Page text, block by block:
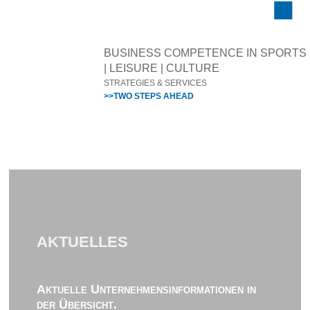
BUSINESS COMPETENCE IN SPORTS
| LEISURE | CULTURE
STRATEGIES & SERVICES
>>TWO STEPS AHEAD
AKTUELLES
Aktuelle Unternehmensinformationen in
der Übersicht.